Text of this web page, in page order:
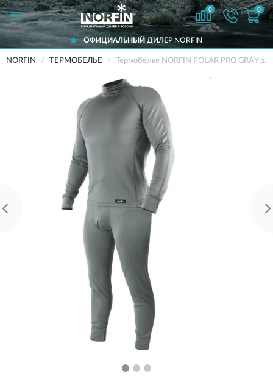
0 0
ОФИЦИАЛЬНЫЙДИЛЕР NORFIN
NORFIN ТЕРМОБЕЛЬЕ Термобелье NORFIN POLAR PRO GRAY р.L